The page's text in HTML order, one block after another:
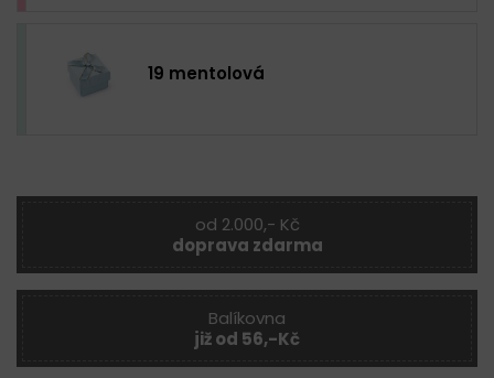
19 mentolová
od 2.000,- Kč
doprava zdarma
Balíkovna
již od 56,-Kč